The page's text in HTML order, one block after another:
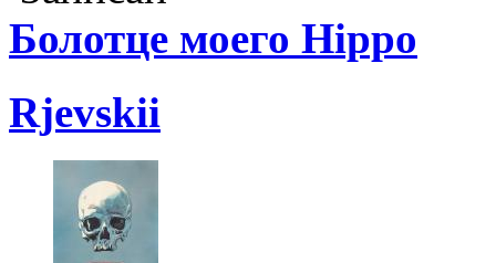
Болотце моего Hippo
Rjevskii